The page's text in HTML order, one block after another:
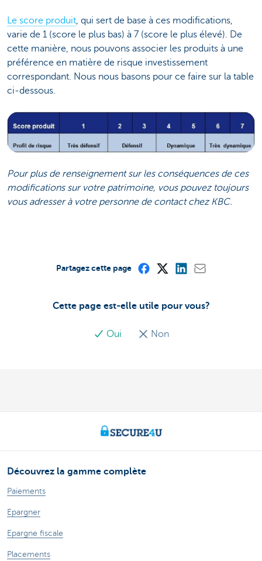
Le score produit, qui sert de base à ces modifications,
varie de 1 (score le plus bas) à 7 (score le plus élevé). De
cette manière, nous pouvons associer les produits à une
préférence en matière de risque investissement
correspondant. Nous nous basons pour ce faire sur la table
ci-dessous.
Pour plus de renseignement sur les conséquences de ces
modifications sur votre patrimoine, vous pouvez toujours
vous adresser à votre personne de contact chez KBC.
Cette page est-elle utile pour vous?
Oui Non
Partagez cette page
Découvrez la gamme complète
Paiements
Epargner
Epargne fiscale
Placements